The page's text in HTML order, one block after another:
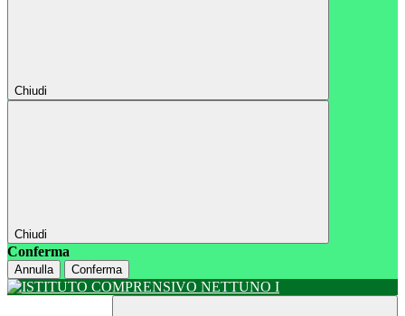
Chiudi
Chiudi
Conferma
Annulla Conferma